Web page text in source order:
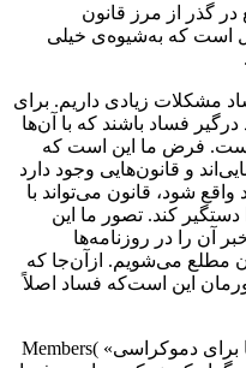
گذر از مرز قانون
است ‌که به‌شیوه‌ی خیلی
مشکلات زیادی داریم. برای
فساد باشند که با آن‌ها
فرض ما این است‌ که
و قانون‌هایی وجود دارد
شود، قانون می‌تواند با
کند. تصور ما این
آن را در روزنامه‌ها
مطلع می‌شویم. ازآن‌جا که
این است‌که فساد اصلاً
برای دموکراسی» (
Members